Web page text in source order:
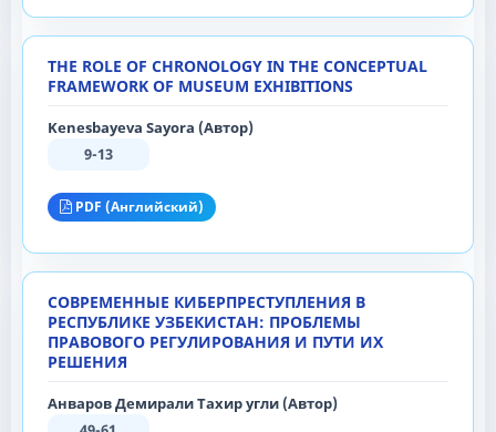
THE ROLE OF CHRONOLOGY IN THE CONCEPTUAL
FRAMEWORK OF MUSEUM EXHIBITIONS
Kenesbayeva Sayora (Автор)
9-13
PDF (Английский)
СОВРЕМЕННЫЕ КИБЕРПРЕСТУПЛЕНИЯ В
РЕСПУБЛИКЕ УЗБЕКИСТАН: ПРОБЛЕМЫ
ПРАВОВОГО РЕГУЛИРОВАНИЯ И ПУТИ ИХ
РЕШЕНИЯ
Анваров Демирали Тахир угли (Автор)